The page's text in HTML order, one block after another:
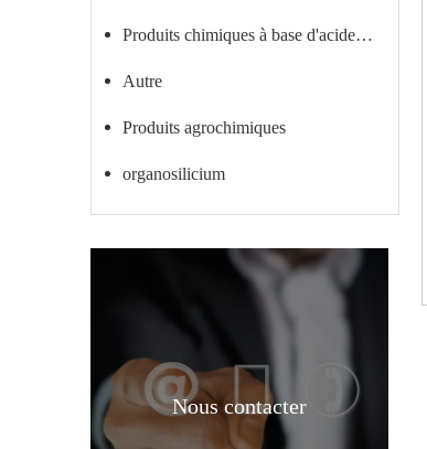
Produits chimiques à base d'acide carboxylique
Autre
Produits agrochimiques
organosilicium
Nous contacter